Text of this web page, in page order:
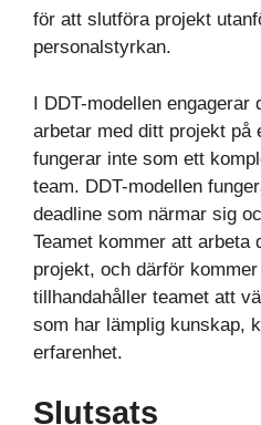
för att slutföra projekt
personalstyrkan.
I DDT-modellen engagerar
arbetar med ditt projekt på
fungerar inte som ett
team. DDT-modellen
deadline som närmar sig
Teamet kommer att arbeta
projekt, och därför
tillhandahåller teamet att
som har lämplig kunskap,
erfarenhet.
Slutsats